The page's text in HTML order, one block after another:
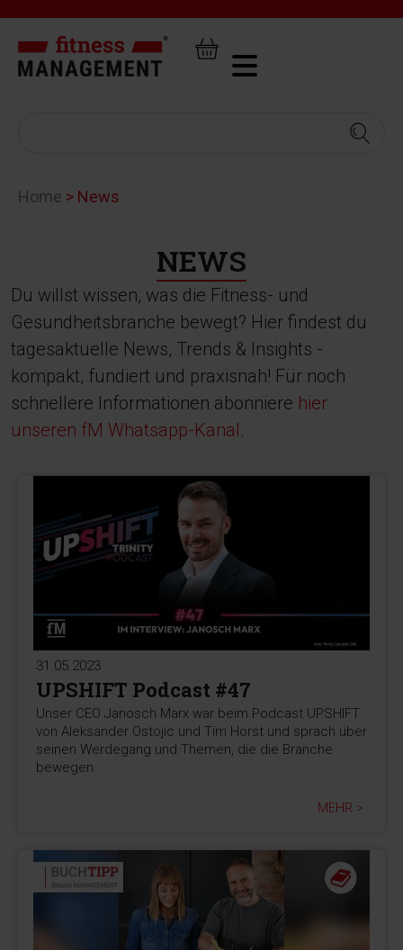
Home > News
NEWS
Du willst wissen, was die Fitness- und
Gesundheitsbranche bewegt? Hier findest du
tagesaktuelle News, Trends & Insights -
kompakt, fundiert und praxisnah! Für noch
schnellere Informationen abonniere hier
unseren fM Whatsapp-Kanal.
31.05.2023
UPSHIFT Podcast #47
Unser CEO Janosch Marx war beim Podcast UPSHIFT
von Aleksander Ostojic und Tim Horst und sprach über
seinen Werdegang und Themen, die die Branche
bewegen.
MEHR >